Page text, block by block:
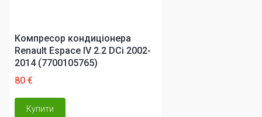
Компресор кондиціонера
Renault Espace IV 2.2 DCi 2002-
2014 (7700105765)
80 €
Купити